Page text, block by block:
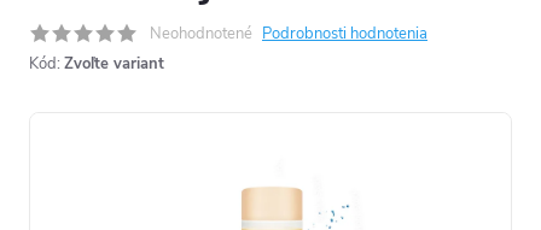
Neohodnotené Podrobnosti hodnotenia
Kód: Zvoľte variant